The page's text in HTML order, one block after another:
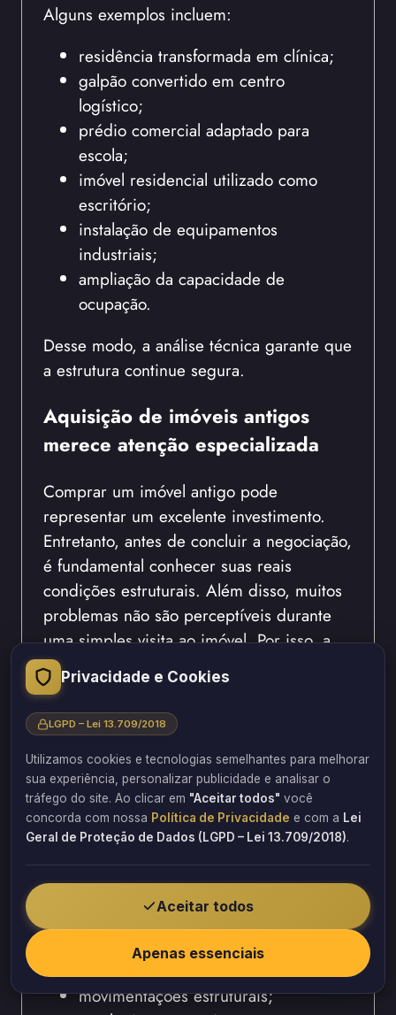
Alguns exemplos incluem:
residência transformada em clínica;
galpão convertido em centro
logístico;
prédio comercial adaptado para
escola;
imóvel residencial utilizado como
escritório;
instalação de equipamentos
industriais;
ampliação da capacidade de
ocupação.
Desse modo, a análise técnica garante que
a estrutura continue segura.
Aquisição de imóveis antigos
merece atenção especializada
Comprar um imóvel antigo pode
representar um excelente investimento.
Entretanto, antes de concluir a negociação,
é fundamental conhecer suas reais
condições estruturais. Além disso, muitos
problemas não são perceptíveis durante
uma simples visita ao imóvel. Por isso, a
realização de uma avaliação técnica
especializada permite identificar possíveis
patologias, estimar a necessidade de
intervenções e reduzir riscos financeiros.
Dessa forma, o comprador toma uma
decisão mais segura, consciente e
baseada em informações técnicas
confiáveis.
Uma inspeção técnica permite identificar:
infiltrações ocultas;
corrosão das armaduras;
movimentações estruturais;
Privacidade e Cookies
LGPD – Lei 13.709/2018
Utilizamos cookies e tecnologias semelhantes para melhorar
sua experiência, personalizar publicidade e analisar o
tráfego do site. Ao clicar em "Aceitar todos" você
concorda com nossa Política de Privacidade e com a Lei
Geral de Proteção de Dados (LGPD – Lei 13.709/2018).
Aceitar todos
Apenas essenciais